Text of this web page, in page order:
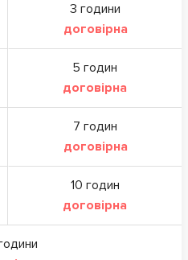
3 години
договірна
5 годин
договірна
7 годин
договірна
10 годин
договірна